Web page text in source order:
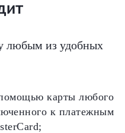
любым из удобных
карты любого
к платежным